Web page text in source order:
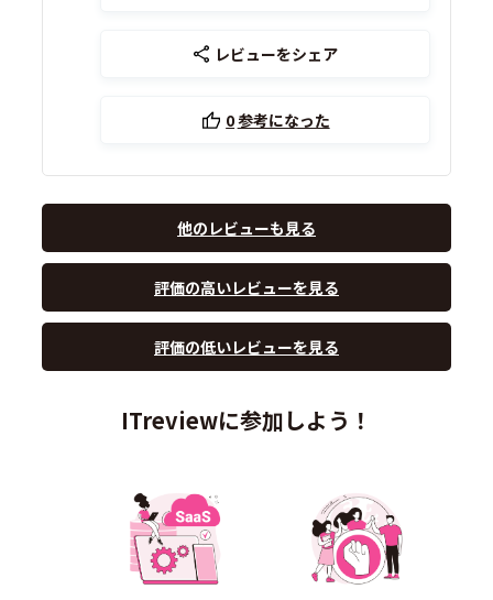
レビューをシェア
0参考になった
他のレビューも見る
評価の高いレビューを見る
評価の低いレビューを見る
ITreviewに参加しよう！